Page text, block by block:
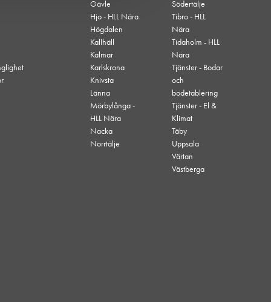
Gävle
Hjo - HLL Nära
Högdalen
Kallhäll
Kalmar
Karlskrona
Knivsta
Länna
Mörbylånga -
HLL Nära
Nacka
Norrtälje
Södertälje
Tibro - HLL
Nära
Tidaholm - HLL
Nära
Tjänster - Bodar
och
bodetablering
Tjänster - El &
Klimat
Täby
Uppsala
Värtan
Västberga